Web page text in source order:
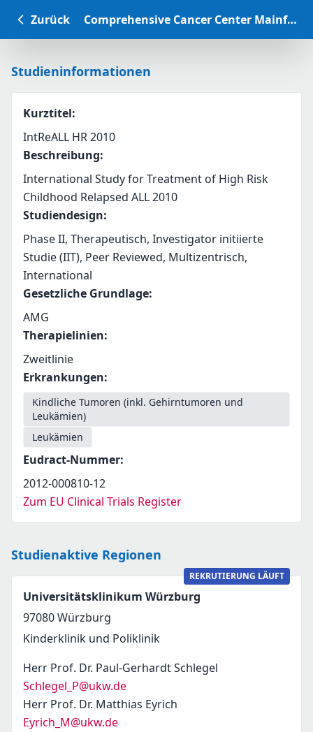
Zurück Comprehensive Cancer Center Mainfranken Studiendatenbank
Studieninformationen
Kurztitel:
IntReALL HR 2010
Beschreibung:
International Study for Treatment of High Risk
Childhood Relapsed ALL 2010
Studiendesign:
Phase II, Therapeutisch, Investigator initiierte
Studie (IIT), Peer Reviewed, Multizentrisch,
International
Gesetzliche Grundlage:
AMG
Therapielinien:
Zweitlinie
Erkrankungen:
Kindliche Tumoren (inkl. Gehirntumoren und
Leukämien)
Leukämien
Eudract-Nummer:
2012-000810-12
Zum EU Clinical Trials Register
Studienaktive Regionen
REKRUTIERUNG LÄUFT
Universitätsklinikum Würzburg
97080Würzburg
Kinderklinik und Poliklinik
Herr Prof. Dr. Paul-Gerhardt Schlegel
Schlegel_P@ukw.de
Herr Prof. Dr. Matthias Eyrich
Eyrich_M@ukw.de